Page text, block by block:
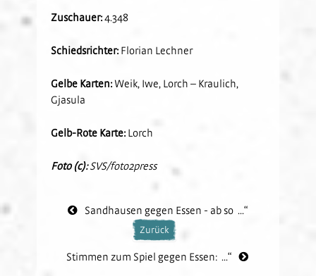
Zuschauer:4.348
Schiedsrichter: Florian Lechner
Gelbe Karten: Weik, Iwe, Lorch – Kraulich,
Gjasula
Gelb-Rote Karte: Lorch
Foto (c):SVS/foto2press
Sandhausen gegen Essen - ab so ...“
Zurück
Stimmen zum Spiel gegen Essen: ...“